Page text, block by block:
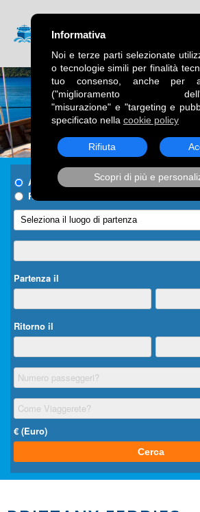
Informativa
Noi e terze parti selezionate
o tecnologie simili per finalità
tuo consenso, anche per
("miglioramento
"misurazione" e "targeting e
specificato nella cookie policy
Rifiuta
Scopri di più e